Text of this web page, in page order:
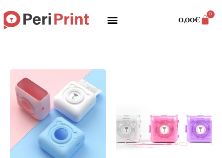
0,00€
0